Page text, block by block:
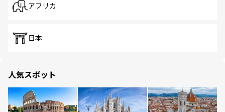
アフリカ
日本
人気スポット